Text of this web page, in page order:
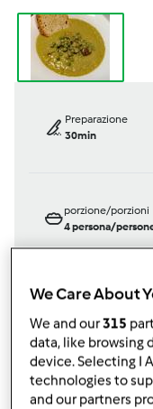
Preparazione
30min
porzione/porzioni
4persona/
We Care About
We and our315
data, like browsing
device. Selecting I
technologies to
and our partners